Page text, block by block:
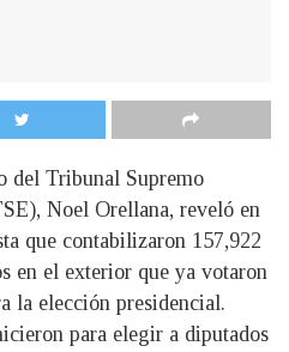
del Tribunal Supremo
Noel Orellana, reveló en
que contabilizaron 157,922
en el exterior que ya votaron
la elección presidencial.
para elegir a diputados